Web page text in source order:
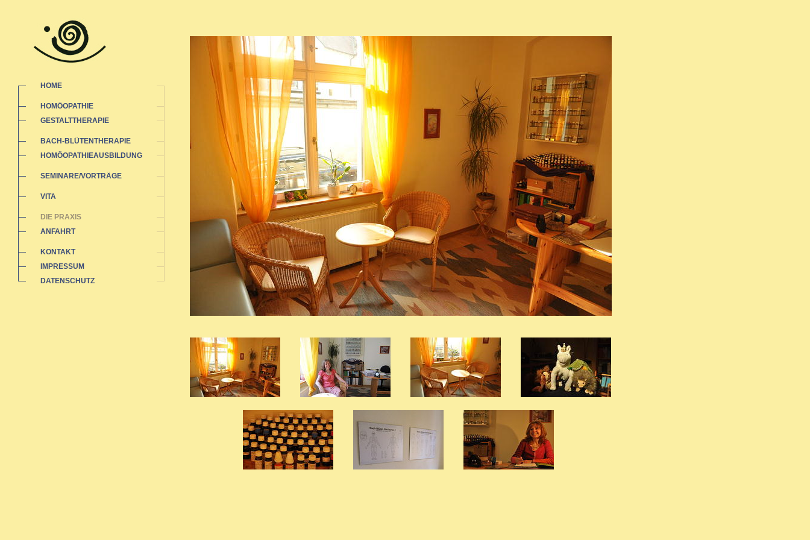
HOME
HOMÖOPATHIE
GESTALTTHERAPIE
BACH-BLÜTENTHERAPIE
HOMÖOPATHIEAUSBILDUNG
SEMINARE/VORTRÄGE
VITA
DIE PRAXIS
ANFAHRT
KONTAKT
IMPRESSUM
DATENSCHUTZ